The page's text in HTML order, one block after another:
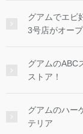
グアムでエビ
3号店がオープ
グアムのABC
ストア！
グアムのハー
テリア